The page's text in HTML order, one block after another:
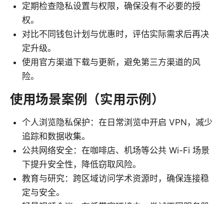
定期检查隐私设置与权限，确保没有不必要的授
权。
对比不同钱包计划与优惠时，评估实际需求后再决
定升级。
使用官方渠道下载与更新，避免第三方渠道的风
险。
使用场景案例（实用示例）
个人浏览隐私保护：在日常浏览中开启 VPN，减少
追踪和数据收集。
公共网络安全：在咖啡店、机场等公共 Wi-Fi 场景
下提升安全性，降低窃取风险。
教育与研究：跨区域访问学术资源时，确保连接稳
定与安全。